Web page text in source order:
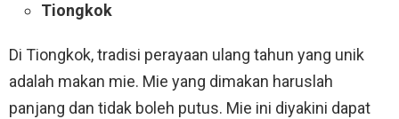
Tiongkok
Di Tiongkok, tradisi perayaan ulang tahun yang unik
adalah makan mie. Mie yang dimakan haruslah
panjang dan tidak boleh putus. Mie ini diyakini dapat